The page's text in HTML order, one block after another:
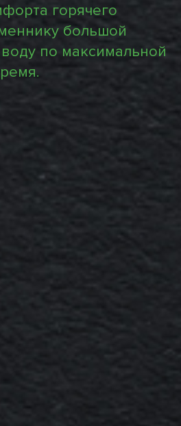
горячего
большой
по максимальной